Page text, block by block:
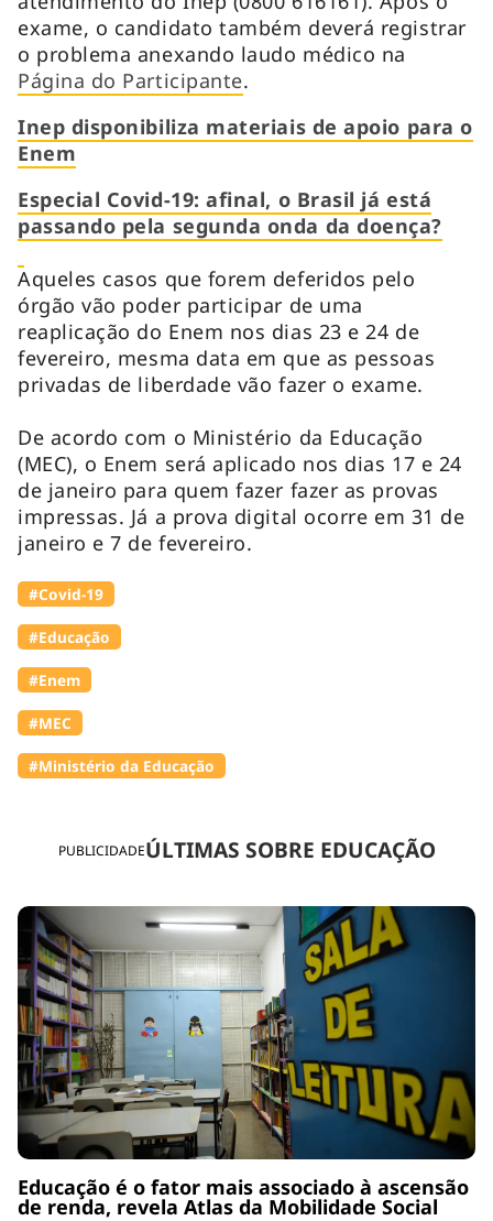
PUBLICIDADEÚLTIMAS SOBRE EDUCAÇÃO
Educação é o fator mais associado à ascensão
de renda, revela Atlas da Mobilidade Social
exame, o candidato também deverá registrar
o problema anexando laudo médico na
Página do Participante.
Inep disponibiliza materiais de apoio para o
Enem
Especial Covid-19: afinal, o Brasil já está
passando pela segunda onda da doença?
Aqueles casos que forem deferidos pelo
órgão vão poder participar de uma
reaplicação do Enem nos dias 23 e 24 de
fevereiro, mesma data em que as pessoas
privadas de liberdade vão fazer o exame.
De acordo com o Ministério da Educação
(MEC), o Enem será aplicado nos dias 17 e 24
de janeiro para quem fazer fazer as provas
impressas. Já a prova digital ocorre em 31 de
janeiro e 7 de fevereiro.
#Covid-19
#Educação
#Enem
#MEC
#Ministério da Educação